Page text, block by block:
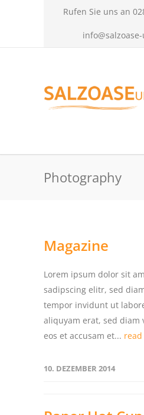
Rufen Sie uns an
Photography
Magazine
Lorem ipsum dolor sit
sadipscing elitr, sed
tempor invidunt ut
aliquyam erat, sed diam
eos et accusam et...
10. DEZEMBER 2014